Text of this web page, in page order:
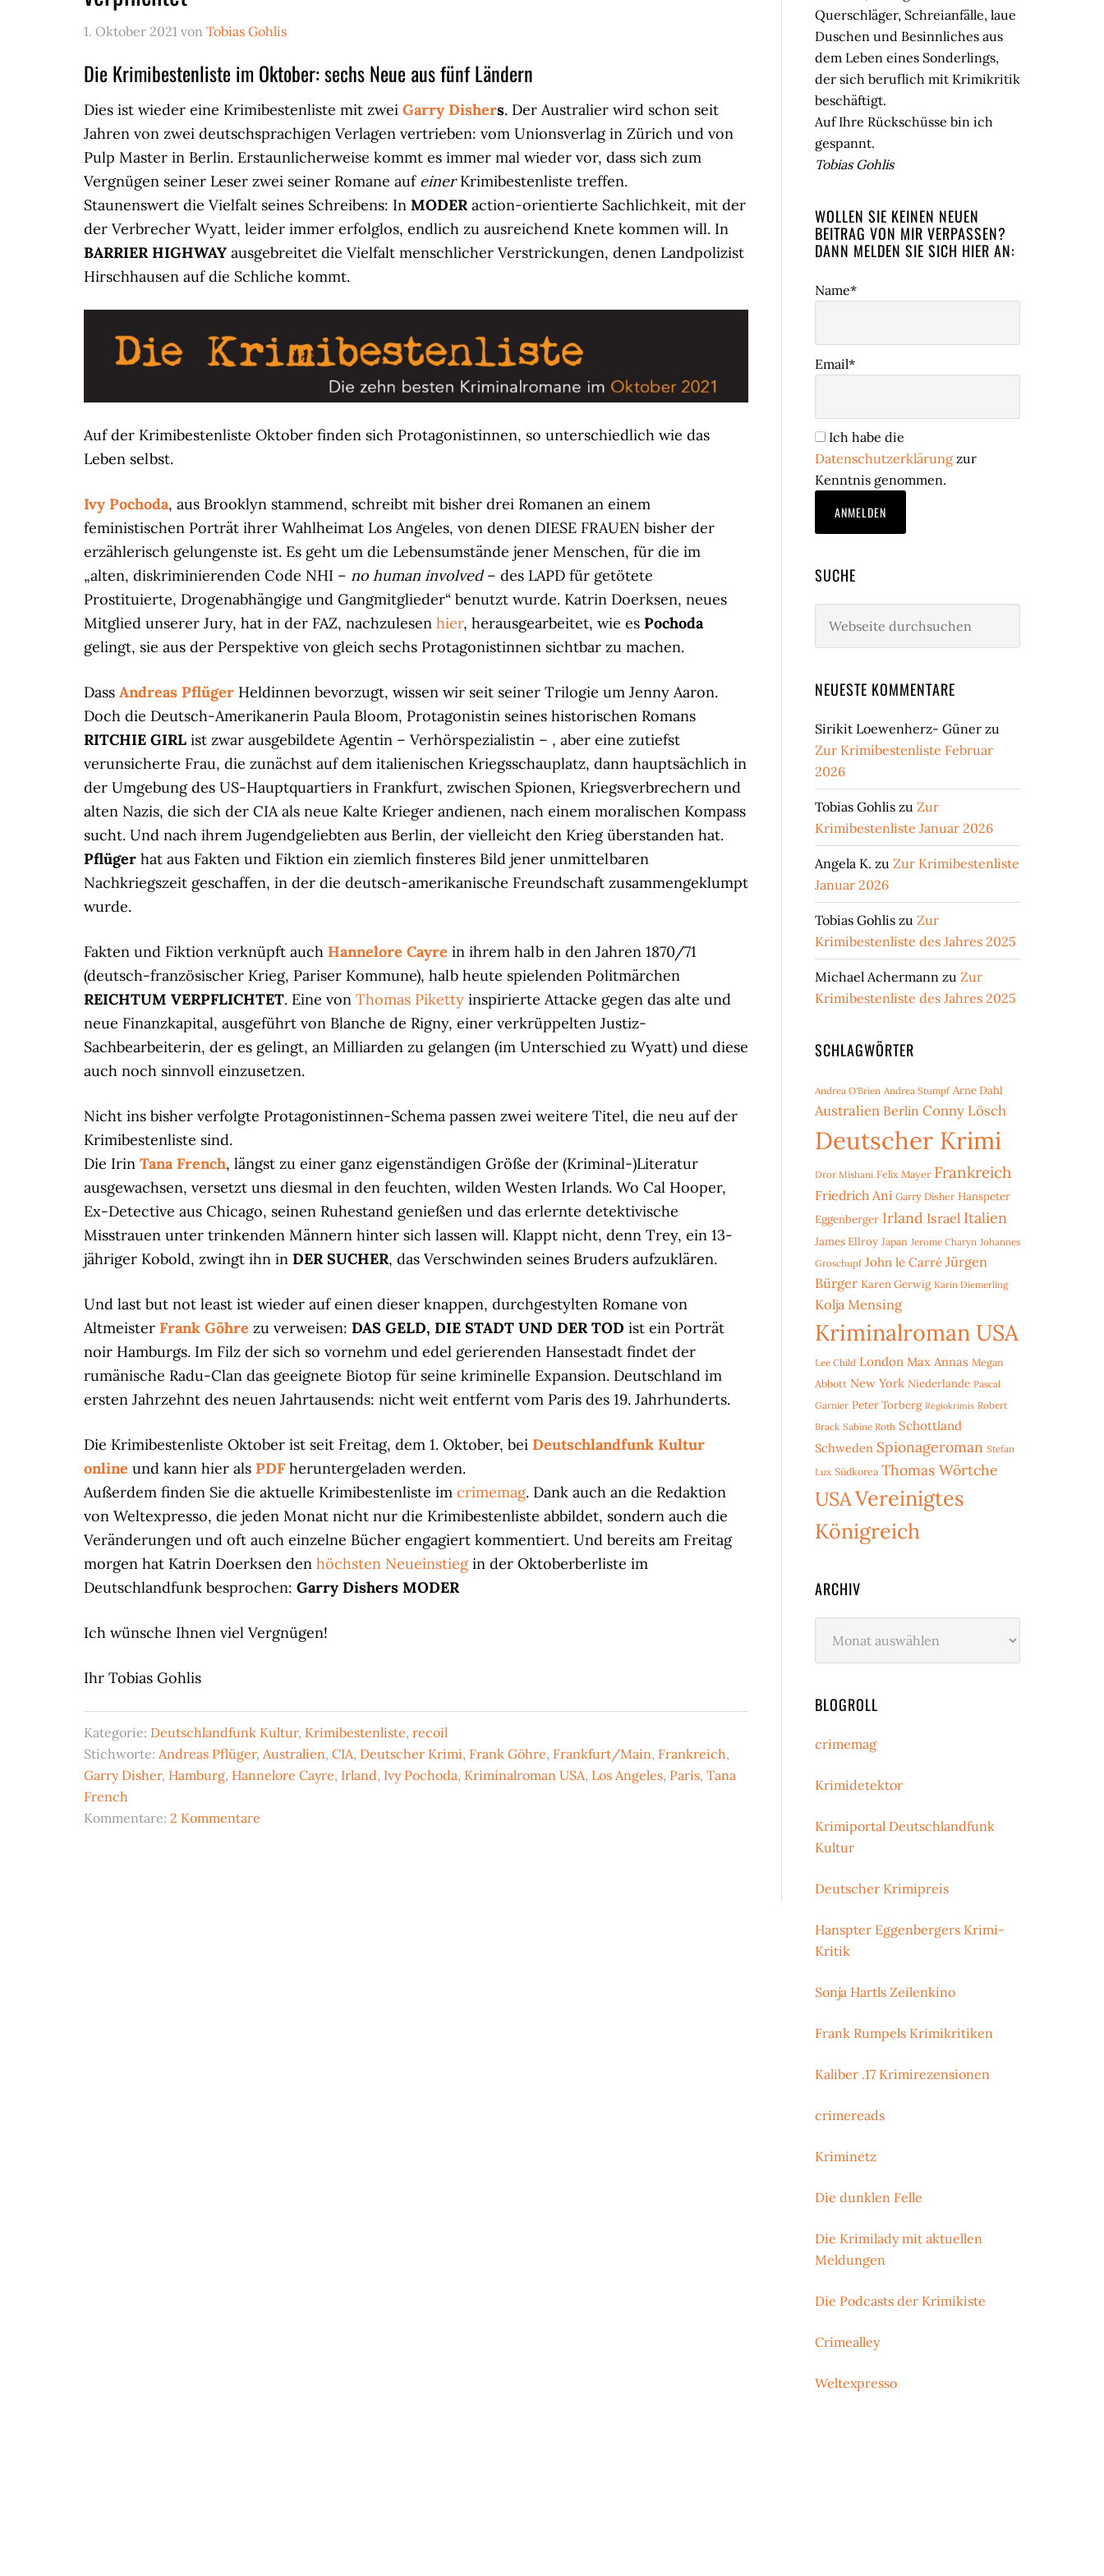
1. Oktober 2021 von Tobias Gohlis
Die Krimibestenliste im Oktober: sechs Neue aus fünf Ländern
Dies ist wieder eine Krimibestenliste mit zwei Garry Dishers. Der Australier wird schon seit
Jahren von zwei deutschsprachigen Verlagen vertrieben: vom Unionsverlag in Zürich und von
Pulp Master in Berlin. Erstaunlicherweise kommt es immer mal wieder vor, dass sich zum
Vergnügen seiner Leser zwei seiner Romane auf einerKrimibestenliste treffen.
Staunenswert die Vielfalt seines Schreibens: In MODERaction-orientierte Sachlichkeit, mit der
der Verbrecher Wyatt, leider immer erfolglos, endlich zu ausreichend Knete kommen will. In
BARRIER HIGHWAY ausgebreitet die Vielfalt menschlicher Verstrickungen, denen Landpolizist
Hirschhausen auf die Schliche kommt.
Auf der Krimibestenliste Oktober finden sich Protagonistinnen, so unterschiedlich wie das
Leben selbst.
Ivy Pochoda, aus Brooklyn stammend, schreibt mit bisher drei Romanen an einem
feministischen Porträt ihrer Wahlheimat Los Angeles, von denen DIESE FRAUEN bisher der
erzählerisch gelungenste ist. Es geht um die Lebensumstände jener Menschen, für die im
„alten, diskriminierenden Code NHI – no human involved– des LAPD für getötete
Prostituierte, Drogenabhängige und Gangmitglieder“ benutzt wurde. Katrin Doerksen, neues
Mitglied unserer Jury, hat in der FAZ, nachzulesen hier, herausgearbeitet, wie es Pochoda
gelingt, sie aus der Perspektive von gleich sechs Protagonistinnen sichtbar zu machen.
Dass Andreas Pflüger Heldinnen bevorzugt, wissen wir seit seiner Trilogie um Jenny Aaron.
Doch die Deutsch-Amerikanerin Paula Bloom, Protagonistin seines historischen Romans
RITCHIE GIRL ist zwar ausgebildete Agentin – Verhörspezialistin – , aber eine zutiefst
verunsicherte Frau, die zunächst auf dem italienischen Kriegsschauplatz, dann hauptsächlich in
der Umgebung des US-Hauptquartiers in Frankfurt, zwischen Spionen, Kriegsverbrechern und
alten Nazis, die sich der CIA als neue Kalte Krieger andienen, nach einem moralischen Kompass
sucht. Und nach ihrem Jugendgeliebten aus Berlin, der vielleicht den Krieg überstanden hat.
Pflüger hat aus Fakten und Fiktion ein ziemlich finsteres Bild jener unmittelbaren
Nachkriegszeit geschaffen, in der die deutsch-amerikanische Freundschaft zusammengeklumpt
wurde.
Fakten und Fiktion verknüpft auch Hannelore Cayre in ihrem halb in den Jahren 1870/71
(deutsch-französischer Krieg, Pariser Kommune), halb heute spielenden Politmärchen
REICHTUM VERPFLICHTET. Eine von Thomas Piketty inspirierte Attacke gegen das alte und
neue Finanzkapital, ausgeführt von Blanche de Rigny, einer verkrüppelten Justiz-
Sachbearbeiterin, der es gelingt, an Milliarden zu gelangen (im Unterschied zu Wyatt) und diese
auch noch sinnvoll einzusetzen.
Nicht ins bisher verfolgte Protagonistinnen-Schema passen zwei weitere Titel, die neu auf der
Krimibestenliste sind.
Die Irin Tana French, längst zu einer ganz eigenständigen Größe der (Kriminal-)Literatur
ausgewachsen, versetzt uns diesmal in den feuchten, wilden Westen Irlands. Wo Cal Hooper,
Ex-Detective aus Chicago, seinen Ruhestand genießen und das erlernte detektivische
Misstrauen unter trinkenden Männern hinter sich lassen will. Klappt nicht, denn Trey, ein 13-
jähriger Kobold, zwingt ihn in DER SUCHER, das Verschwinden seines Bruders aufzuklären.
Und last but not least ist wieder auf einen dieser knappen, durchgestylten Romane von
Altmeister Frank Göhre zu verweisen: DAS GELD, DIE STADT UND DER TOD ist ein Porträt
noir Hamburgs. Im Filz der sich so vornehm und edel gerierenden Hansestadt findet der
rumänische Radu-Clan das geeignete Biotop für seine kriminelle Expansion. Deutschland im
ersten Jahrzehnt des neuen Jahrtausends: nicht weit entfernt vom Paris des 19. Jahrhunderts.
Die Krimibestenliste Oktober ist seit Freitag, dem 1. Oktober, bei Deutschlandfunk Kultur
online und kann hier als PDF heruntergeladen werden.
Außerdem finden Sie die aktuelle Krimibestenliste im crimemag. Dank auch an die Redaktion
von Weltexpresso, die jeden Monat nicht nur die Krimibestenliste abbildet, sondern auch die
Veränderungen und oft auch einzelne Bücher engagiert kommentiert. Und bereits am Freitag
morgen hat Katrin Doerksen den höchsten Neueinstiegin der Oktoberberliste im
Deutschlandfunk besprochen: Garry Dishers MODER
Ich wünsche Ihnen viel Vergnügen!
Ihr Tobias Gohlis
Kategorie: Deutschlandfunk Kultur, Krimibestenliste, recoil
Stichworte: Andreas Pflüger, Australien, CIA, Deutscher Krimi, Frank Göhre, Frankfurt/Main, Frankreich,
Garry Disher, Hamburg, Hannelore Cayre, Irland, Ivy Pochoda, Kriminalroman USA, Los Angeles, Paris, Tana
French
Kommentare: 2 Kommentare
Querschläger, Schreianfälle, laue
Duschen und Besinnliches aus
dem Leben eines Sonderlings,
der sich beruflich mit Krimikritik
beschäftigt.
Auf Ihre Rückschüsse bin ich
gespannt.
Tobias Gohlis
WOLLEN SIE KEINEN NEUEN
BEITRAG VON MIR VERPASSEN?
DANN MELDEN SIE SICH HIER AN:
Name*
Email*
Ich habe die
Datenschutzerklärung zur
Kenntnis genommen.
SUCHE
durchsuchen
NEUESTE KOMMENTARE
Sirikit Loewenherz- Güner zu
Zur Krimibestenliste Februar
2026
Tobias Gohlis zu Zur
Krimibestenliste Januar 2026
Angela K. zu Zur Krimibestenliste
Januar 2026
Tobias Gohlis zu Zur
Krimibestenliste des Jahres 2025
Michael Achermann zu Zur
Krimibestenliste des Jahres 2025
SCHLAGWÖRTER
Andrea O'Brien Andrea Stumpf Arne Dahl
Australien Berlin Conny Lösch
Deutscher Krimi
Dror Mishani Felix Mayer Frankreich
Friedrich Ani Garry Disher Hanspeter
Eggenberger Irland Israel Italien
James Ellroy Japan Jerome Charyn Johannes
Groschupf John le Carré Jürgen
Bürger Karen Gerwig Karin Diemerling
Kolja Mensing
Kriminalroman USA
Lee Child London Max Annas Megan
Abbott New York Niederlande Pascal
Garnier Peter Torberg Regiokrimis Robert
Brack Sabine Roth Schottland
Schweden Spionageroman Stefan
Lux Südkorea Thomas Wörtche
USAVereinigtes
Königreich
ARCHIV
BLOGROLL
crimemag
Krimidetektor
Krimiportal Deutschlandfunk
Kultur
Deutscher Krimipreis
Hanspter Eggenbergers Krimi-
Kritik
Sonja Hartls Zeilenkino
Frank Rumpels Krimikritiken
Kaliber .17 Krimirezensionen
crimereads
Kriminetz
Die dunklen Felle
Die Krimilady mit aktuellen
Meldungen
Die Podcasts der Krimikiste
Crimealley
Weltexpresso